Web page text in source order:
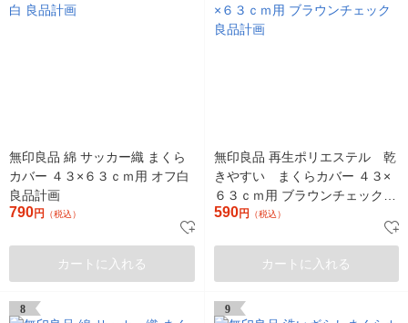
無印良品 綿 サッカー織 まくら
カバー ４３×６３ｃｍ用 オフ白
良品計画
790円 （税込）
カートに入れる
無印良品 再生ポリエステル 乾
きやすい まくらカバー ４３×
６３ｃｍ用 ブラウンチェック
良品計画
590円 （税込）
カートに入れる
8 9